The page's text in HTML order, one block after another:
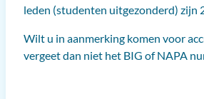
leden (studenten uitgezonderd) zijn
Wilt u in aanmerking komen voor
vergeet dan niet het BIG of NAPA